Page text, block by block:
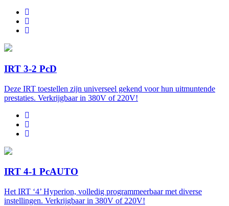
IRT 3-2 PcD
Deze IRT toestellen zijn universeel gekend voor hun uitmuntende
prestaties. Verkrijgbaar in 380V of 220V!
IRT 4-1 PcAUTO
Het IRT ‘4’ Hyperion, volledig programmeerbaar met diverse
instellingen. Verkrijgbaar in 380V of 220V!